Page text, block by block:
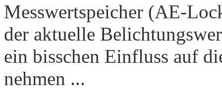
Messwertspeicher (AE-
der aktuelle
ein bisschen Einfluss auf
nehmen ...